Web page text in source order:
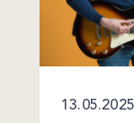
13.05.2025